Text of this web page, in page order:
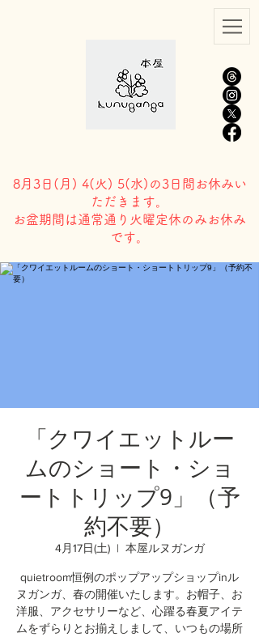
8月3日( 月) 4(火) 5(水)の3日間お休みい
ただきます。
​お盆期間は通常通り火曜定休のみお休み
です。
「クワイエットルー
ムのショート・ショ
ートトリップ9」（予
約不要）
4月17日(土)
  |
本屋ルヌガンガ
quietroom恒例のポップアップショップinル
ヌガンガ、春の開催いたします。お帽子、お
洋服、アクセサリーなど、心躍る春夏アイテ
ムをずらりとお揃えしまして、いつもの場所